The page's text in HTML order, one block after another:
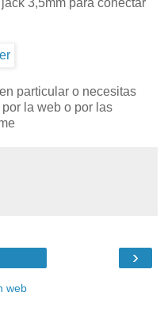
particular o necesitas
la web o por las
›
web